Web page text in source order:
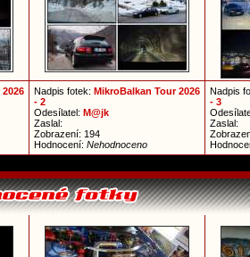
Nadpis fotek: MikroBalkan Tour 2026
- 2
Odesílatel: M@jk
Zaslal:
Zobrazení: 194
Hodnocení: Nehodnoceno
Nadpis
- 3
Zaslal: